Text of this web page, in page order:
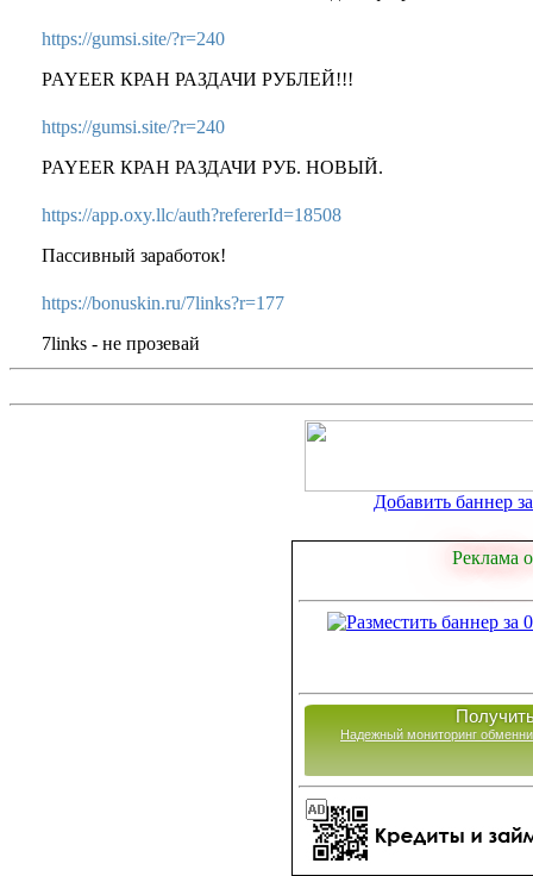
https://gumsi.site/?r=240
PAYEER КРАН РАЗДАЧИ РУБЛЕЙ!!!
https://gumsi.site/?r=240
PAYEER КРАН РАЗДАЧИ РУБ. НОВЫЙ.
https://app.oxy.llc/auth?refererId=18508
Пассивный заработок!
https://bonuskin.ru/7links?r=177
7links - не прозевай
Добавить баннер
Реклама
Надежный мониторинг